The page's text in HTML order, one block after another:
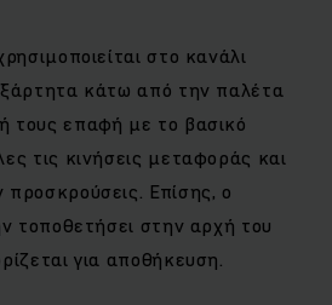
στο κανάλι
κάτω από την παλέτα
τους επαφή με το βασικό
τις κινήσεις μεταφοράς και
Επίσης, ο
τοποθετήσει στην αρχή του
για αποθήκευση.